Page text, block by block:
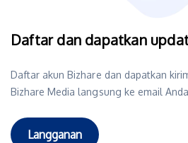
Daftar dan dapatkan
Daftar akun Bizhare dan dapatkan
Bizhare Media langsung ke email
Langganan